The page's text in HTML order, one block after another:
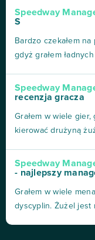
Speedway
S
Bardzo czekałem
gdyż grałem
niesamowicie
W nowej grze
graficzna i interfejs
poprzedniczki. Każdy
Speedway
recenzja gracza
Grałem w wiele
kierować drużyną
tle innych
przyznawanie
loguje się przez
Speedway
- najlepszy
Grałem w wiele
dyscyplin. Żużel jest